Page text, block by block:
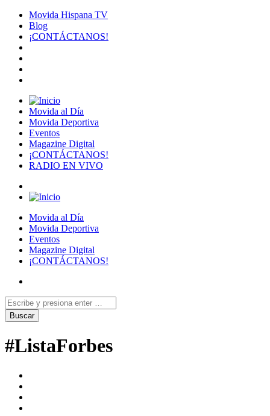
Movida Hispana TV
Blog
¡CONTÁCTANOS!
Movida al Día
Movida Deportiva
Eventos
Magazine Digital
¡CONTÁCTANOS!
RADIO EN VIVO
Movida al Día
Movida Deportiva
Eventos
Magazine Digital
¡CONTÁCTANOS!
#ListaForbes